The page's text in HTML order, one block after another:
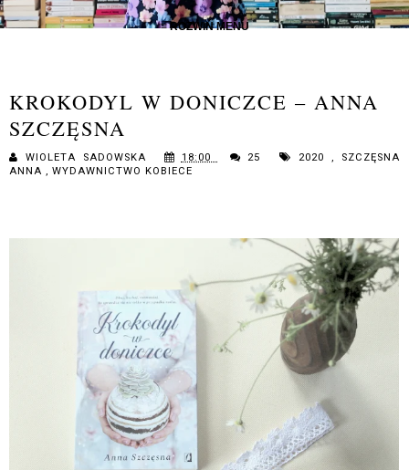
≡ ROZWIŃ MENU
KROKODYL W DONICZCE – ANNA
SZCZĘSNA
WIOLETA SADOWSKA 18:00 25 2020, SZCZĘSNA
ANNA , WYDAWNICTWO KOBIECE